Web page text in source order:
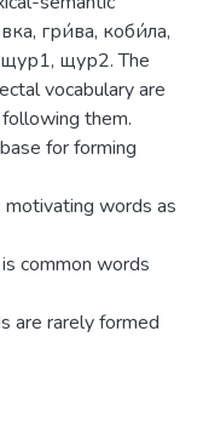
гри́ва, коби́ла,
щур2. The
vocabulary are
them.
for forming
motivating words as
common words
are rarely formed